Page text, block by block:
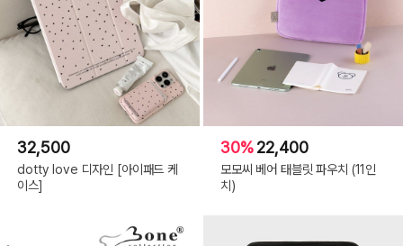
32,500
dotty love 디자인 [아이패드 케
이스]
30%22,400
모모씨 베어 태블릿 파우치 (11인
치)